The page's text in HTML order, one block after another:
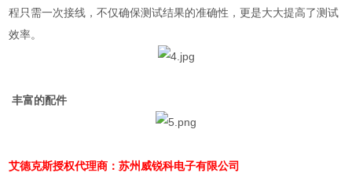
程只需一次接线，不仅确保测试结果的准确性，更是大大提高了测试
效率。
丰富的配件
艾德克斯授权代理商：苏州威锐科电子有限公司